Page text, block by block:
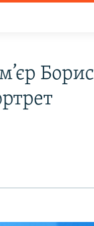
Борис